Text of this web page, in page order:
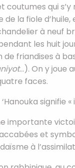
coutumes qui
de la fiole
à neuf
les huit
friandises à
…). On y joue
faces.
signifie «
importante
et
à